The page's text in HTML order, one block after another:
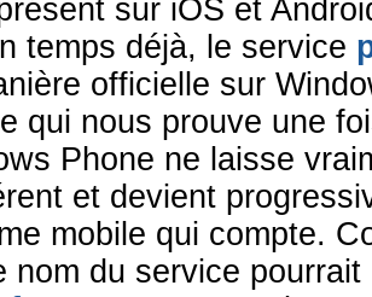
sur iOS et
temps déjà, le service
officielle sur
qui nous prouve une
Phone ne laisse
et devient
mobile qui compte.
nom du service